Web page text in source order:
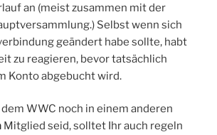
an (meist zusammen mit der
Selbst wenn sich
geändert habe sollte, habt
zu reagieren, bevor tatsächlich
Konto abgebucht wird.
WWC noch in einem anderen
Mitglied seid, solltet Ihr auch regeln